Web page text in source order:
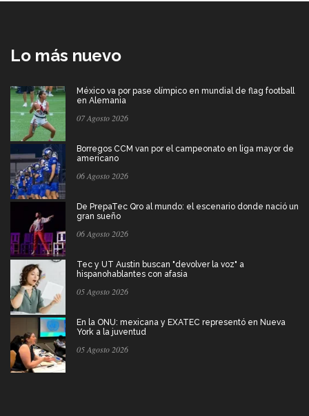
Lo más nuevo
México va por pase olímpico en mundial de flag football
en Alemania
07 Agosto 2026
Borregos CCM van por el campeonato en liga mayor de
americano
06 Agosto 2026
De PrepaTec Qro al mundo: el escenario donde nació un
gran sueño
06 Agosto 2026
Tec y UT Austin buscan "devolver la voz" a
hispanohablantes con afasia
05 Agosto 2026
En la ONU: mexicana y EXATEC representó en Nueva
York a la juventud
05 Agosto 2026